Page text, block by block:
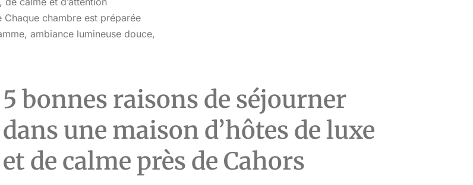
chambre est préparée
ambiance lumineuse douce,
5 bonnes raisons de séjourner
dans une maison d’hôtes de luxe
et de calme près de Cahors